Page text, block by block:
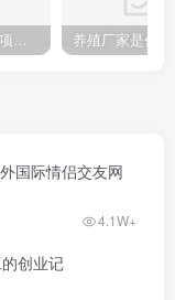
2026年最新创业项目参考：9大领域106个项目及补贴参考全攻略
国际情侣交友网
4.1W+
创业记